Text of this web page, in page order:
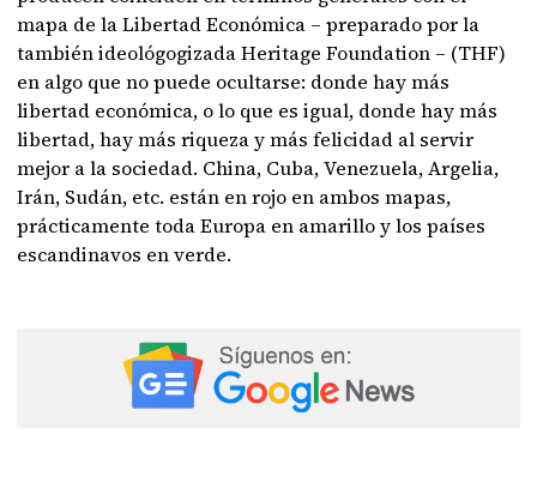
mapa de la Libertad Económica – preparado por la
también ideológogizada Heritage Foundation – (THF)
en algo que no puede ocultarse: donde hay más
libertad económica, o lo que es igual, donde hay más
libertad, hay más riqueza y más felicidad al servir
mejor a la sociedad. China, Cuba, Venezuela, Argelia,
Irán, Sudán, etc. están en rojo en ambos mapas,
prácticamente toda Europa en amarillo y los países
escandinavos en verde.